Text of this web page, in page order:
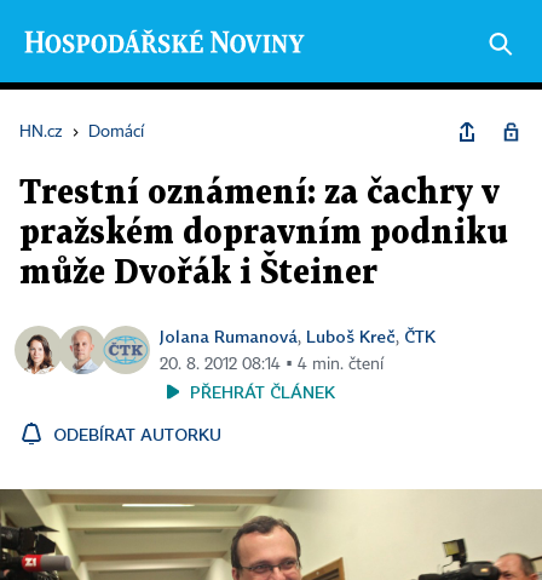
HN.cz › Domácí
Trestní oznámení: za čachry v
pražském dopravním podniku
může Dvořák i Šteiner
Jolana Rumanová, Luboš Kreč, ČTK
20. 8. 2012 08:14 ▪ 4 min. čtení
PŘEHRÁT ČLÁNEK
ODEBÍRAT AUTORKU